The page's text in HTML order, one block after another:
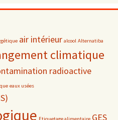
air intérieur alcool Alternatiba
climatique
radioactive
eaux usées
GES